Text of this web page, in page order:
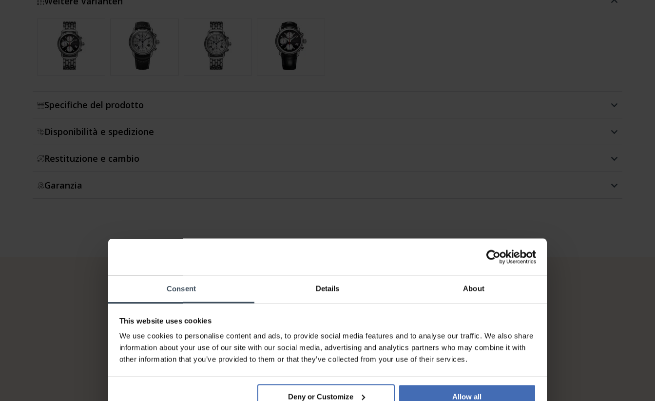
Consent Details About
This website uses cookies
We use cookies to personalise content and ads, to provide social media features and to analyse our traffic. We also share
information about your use of our site with our social media, advertising and analytics partners who may combine it with
other information that you’ve provided to them or that they’ve collected from your use of their services.
Deny or Customize Allow all
Specifiche del prodotto
Disponibilità e spedizione
Restituzione e cambio
Garanzia
Fattura & Pagamento a rate
fino a 5000.-
info